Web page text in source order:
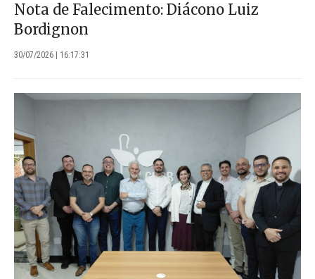
Nota de Falecimento: Diácono Luiz
Bordignon
30/07/2026 | 16:17:31